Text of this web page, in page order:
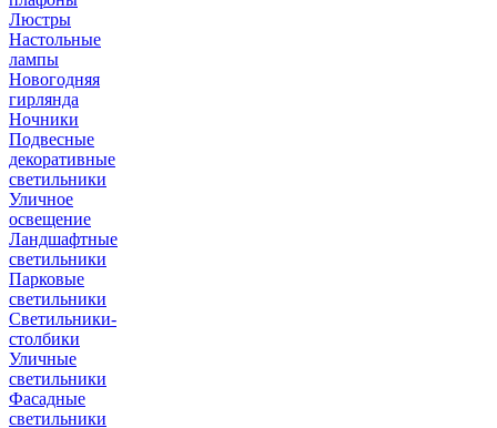
Люстры
Настольные
лампы
Новогодняя
гирлянда
Ночники
Подвесные
декоративные
светильники
Уличное
освещение
Ландшафтные
светильники
Парковые
светильники
Светильники-
столбики
Уличные
светильники
Фасадные
светильники